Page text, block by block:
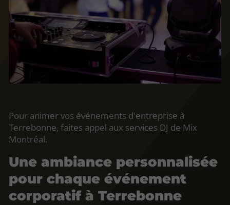
Pour animer vos événements d'entreprise à
Terrebonne, faites appel aux services DJ de Mix
Montréal.
Une ambiance personnalisée
pour chaque événement
corporatif à Terrebonne